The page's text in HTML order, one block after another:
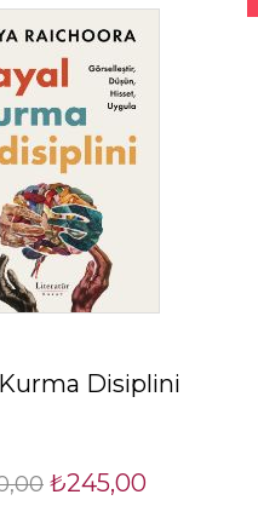
Disiplini
₺245,00